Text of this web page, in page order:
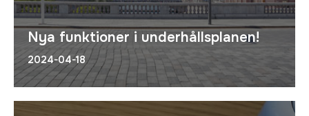
Nya funktioner i underhållsplanen!
2024-04-18